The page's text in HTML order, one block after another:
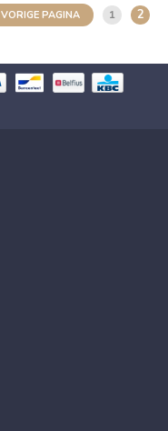
VORIGE PAGINA 1 2